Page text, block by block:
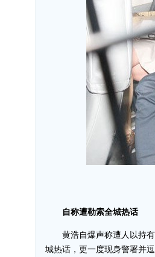
自称遭勒索全城热话
黄浩自爆声称遭人以持有
城热话，更一度现身警署并逗